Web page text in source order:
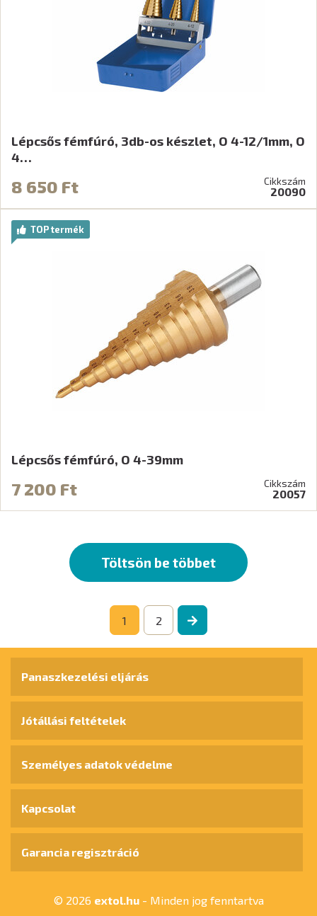
Lépcsős fémfúró, 3db-os készlet, O 4-12/1mm, O
4…
8 650 Ft Cikkszám
20090
TOP termék
Lépcsős fémfúró, O 4-39mm
7 200 Ft Cikkszám
20057
Töltsön be többet
1 2
© 2026 extol.hu- Minden jog fenntartva
Panaszkezelési eljárás
Jótállási feltételek
Személyes adatok védelme
Kapcsolat
Garancia regisztráció